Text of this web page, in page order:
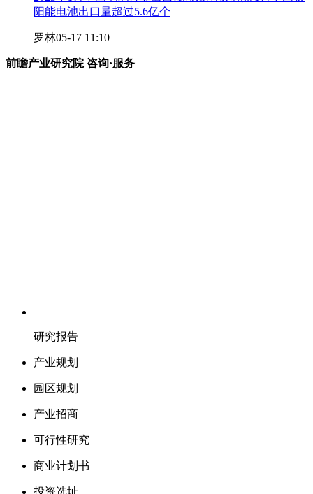
阳能电池出口量超过5.6亿个
罗林05-17 11:10
前瞻产业研究院 咨询·服务
研究报告
产业规划
园区规划
产业招商
可行性研究
商业计划书
投资选址